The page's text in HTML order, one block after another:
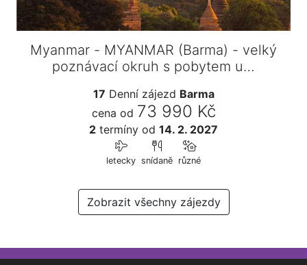
Myanmar - MYANMAR (Barma) - velký
poznávací okruh s pobytem u…
17 Denní zájezd Barma
cena od 73 990 Kč
2 termíny od 14. 2. 2027
letecky snídaně různé
Zobrazit všechny zájezdy